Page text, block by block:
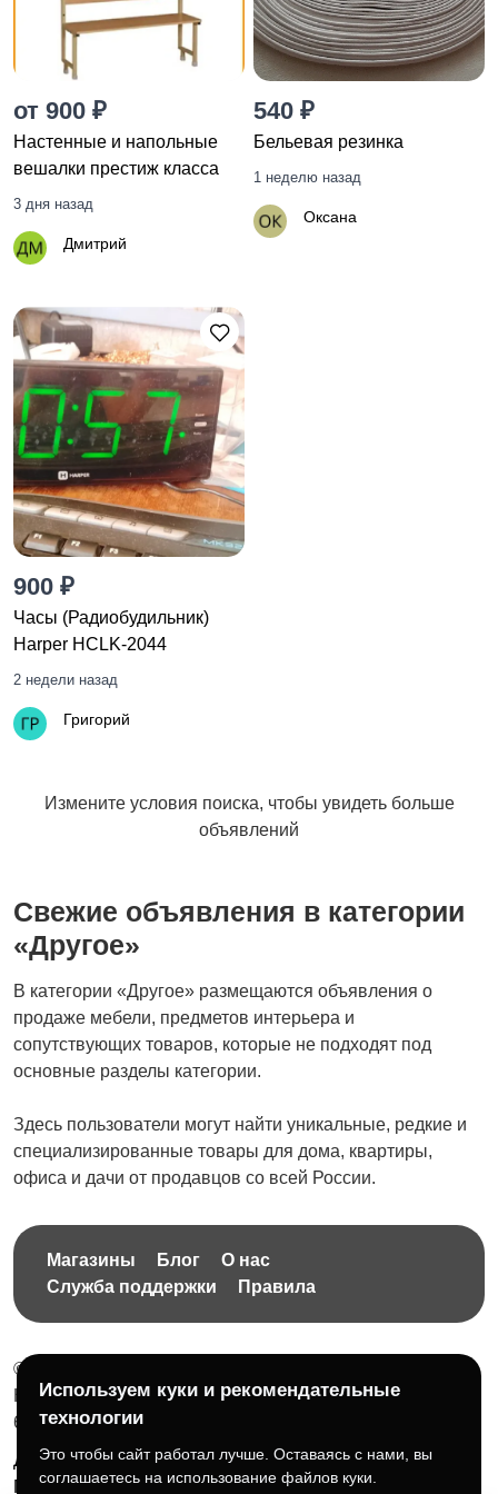
от 900 ₽
Настенные и напольные
вешалки престиж класса
3 дня назад
Дмитрий
540 ₽
Бельевая резинка
1 неделю назад
Оксана
900 ₽
Часы (Радиобудильник)
Harper HCLK-2044
2 недели назад
Григорий
Измените условия поиска, чтобы увидеть больше
объявлений
Свежие объявления в категории
«Другое»
В категории «Другое» размещаются объявления о
продаже мебели, предметов интерьера и
сопутствующих товаров, которые не подходят под
основные разделы категории.
Здесь пользователи могут найти уникальные, редкие и
специализированные товары для дома, квартиры,
офиса и дачи от продавцов со всей России.
Магазины Блог
О нас
Служба поддержки
Правила
© 2026 Бесплатная доска объявлений без ограничений
НПД Краснорудская Анастасия Игоревна, ИНН:
614404606809
Документы и правила платформы
Для бизнеса
Партнёрам
Roadmap ☕ Поддержать проект
Используем куки и рекомендательные
технологии
Это чтобы сайт работал лучше. Оставаясь с нами, вы
соглашаетесь на использование файлов куки.